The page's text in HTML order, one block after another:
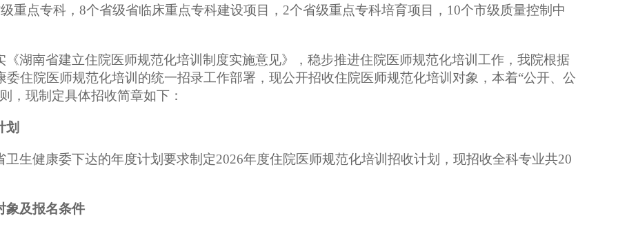
重点专科，8个省级省临床重点专科建设项目，2个省级重点专科培育项目，10个市级质量控制中
《湖南省建立住院医师规范化培训制度实施意见》，稳步推进住院医师规范化培训工作，我院根据
委住院医师规范化培训的统一招录工作部署，现公开招收住院医师规范化培训对象，本着“公开、公
， 现制定具体招收简章如下 ：
划
卫生健康委下达的年度计划要求制定2026年度住院医师规范化培训招收计划， 现招收全科专业共20
象及报名条件